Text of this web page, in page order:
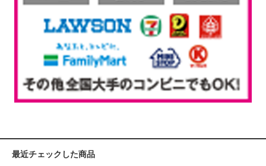
最近チェックした商品